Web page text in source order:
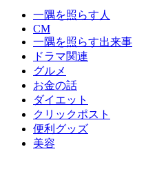
一隅を照らす人
CM
一隅を照らす出来事
ドラマ関連
グルメ
お金の話
ダイエット
クリックポスト
便利グッズ
美容